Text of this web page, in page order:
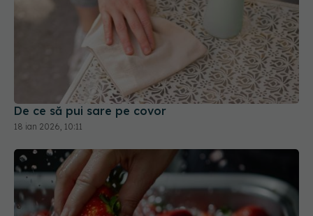
De ce să pui sare pe covor
18 ian 2026, 10:11